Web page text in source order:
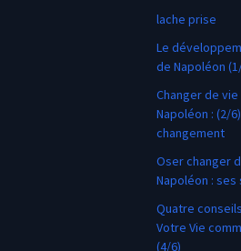
lache prise
Le
de Napoléon
Changer de
Napoléon : (2/
changement
Oser changer
Napoléon :
Quatre
Votre Vie
(4/6)